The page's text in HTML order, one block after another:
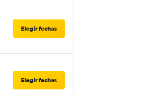
Elegir fechas
Elegir fechas